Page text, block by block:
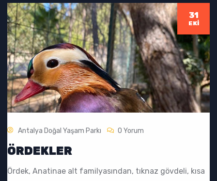
31
EKI
Antalya Doğal Yaşam Parkı 0 Yorum
ÖRDEKLER
Ördek, Anatinae alt familyasından, tıknaz gövdeli, kısa